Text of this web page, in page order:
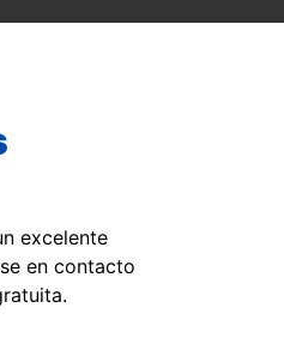
excelente
en contacto